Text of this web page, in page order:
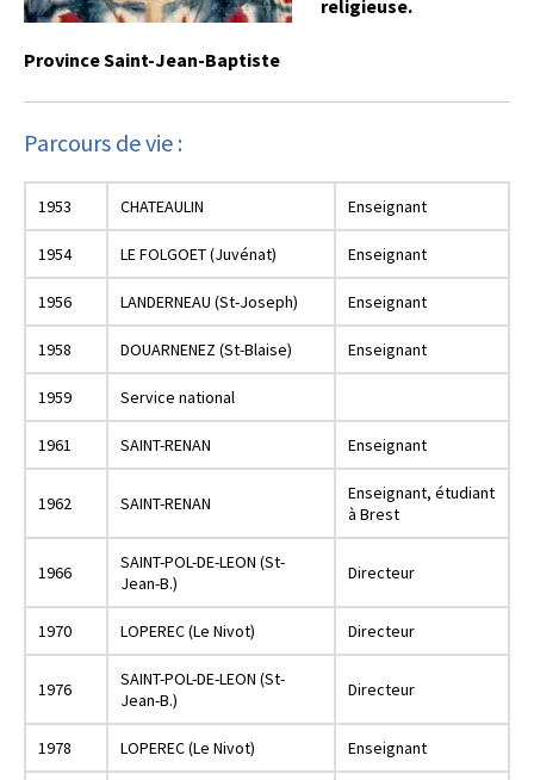
religieuse.
Province Saint-Jean-Baptiste
Parcours de vie :
1953 CHATEAULIN Enseignant
1954 LE FOLGOET (Juvénat) Enseignant
1956 LANDERNEAU (St-Joseph) Enseignant
1958 DOUARNENEZ (St-Blaise) Enseignant
1959 Service national
1961 SAINT-RENAN Enseignant
1962 SAINT-RENAN
Enseignant, étudiant
à Brest
1966
SAINT-POL-DE-LEON (St-
Jean-B.)
Directeur
1970 LOPEREC (Le Nivot) Directeur
1976
SAINT-POL-DE-LEON (St-
Jean-B.)
Directeur
1978 LOPEREC (Le Nivot) Enseignant